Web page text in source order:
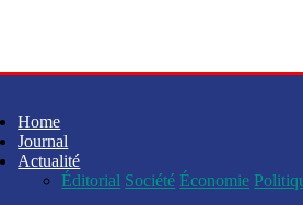
Home
Journal
Actualité
Éditorial Société Économie